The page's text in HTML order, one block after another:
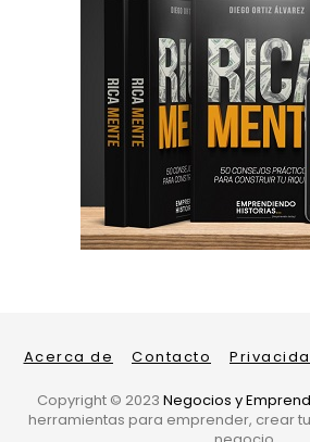
Acerca de Contacto
Copyright © 2023 Negocios y
herramientas para emprender, crear